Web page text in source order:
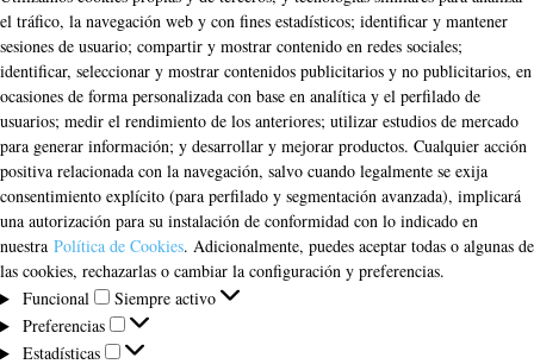
el tráfico, la navegación web y con fines estadísticos; identificar y mantener
sesiones de usuario; compartir y mostrar contenido en redes sociales;
identificar, seleccionar y mostrar contenidos publicitarios y no publicitarios, en
ocasiones de forma personalizada con base en analítica y el perfilado de
usuarios; medir el rendimiento de los anteriores; utilizar estudios de mercado
para generar información; y desarrollar y mejorar productos. Cualquier acción
positiva relacionada con la navegación, salvo cuando legalmente se exija
consentimiento explícito (para perfilado y segmentación avanzada), implicará
una autorización para su instalación de conformidad con lo indicado en
nuestra Política de Cookies. Adicionalmente, puedes aceptar todas o algunas de
las cookies, rechazarlas o cambiar la configuración y preferencias.
Funcional
Funcional
Siempre activo
Preferencias
Preferencias
Estadísticas
Estadísticas